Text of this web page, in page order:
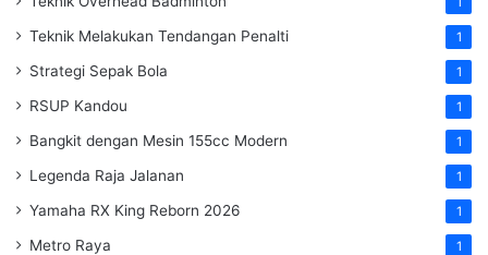
Teknik Melakukan Tendangan Penalti 1
Strategi Sepak Bola 1
RSUP Kandou 1
Bangkit dengan Mesin 155cc Modern 1
Legenda Raja Jalanan 1
Yamaha RX King Reborn 2026 1
Metro Raya 1